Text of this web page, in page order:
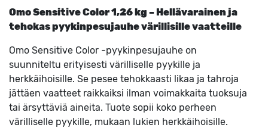
Omo Sensitive Color 1,26 kg – Hellävarainen ja
tehokas pyykinpesujauhe värillisille vaatteille
Omo Sensitive Color -pyykinpesujauhe on
suunniteltu erityisesti värilliselle pyykille ja
herkkäihoisille. Se pesee tehokkaasti likaa ja tahroja
jättäen vaatteet raikkaiksi ilman voimakkaita tuoksuja
tai ärsyttäviä aineita. Tuote sopii koko perheen
värilliselle pyykille, mukaan lukien herkkäihoisille.